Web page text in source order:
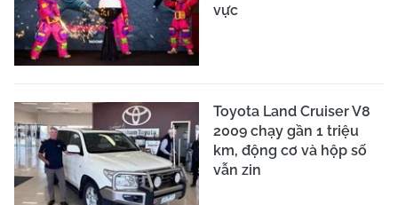
vực
Toyota Land Cruiser V8
2009 chạy gần 1 triệu
km, động cơ và hộp số
vẫn zin